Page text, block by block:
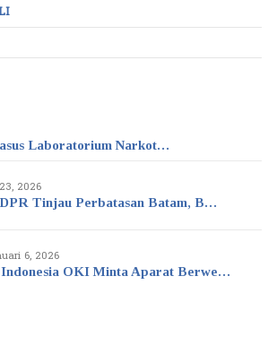
Laboratorium Narkot…
2026
Tinjau Perbatasan Batam, B…
6, 2026
OKI Minta Aparat Berwe…